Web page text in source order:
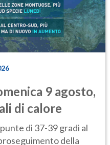
9 agosto,
di calore
di 37-39 gradi al
della